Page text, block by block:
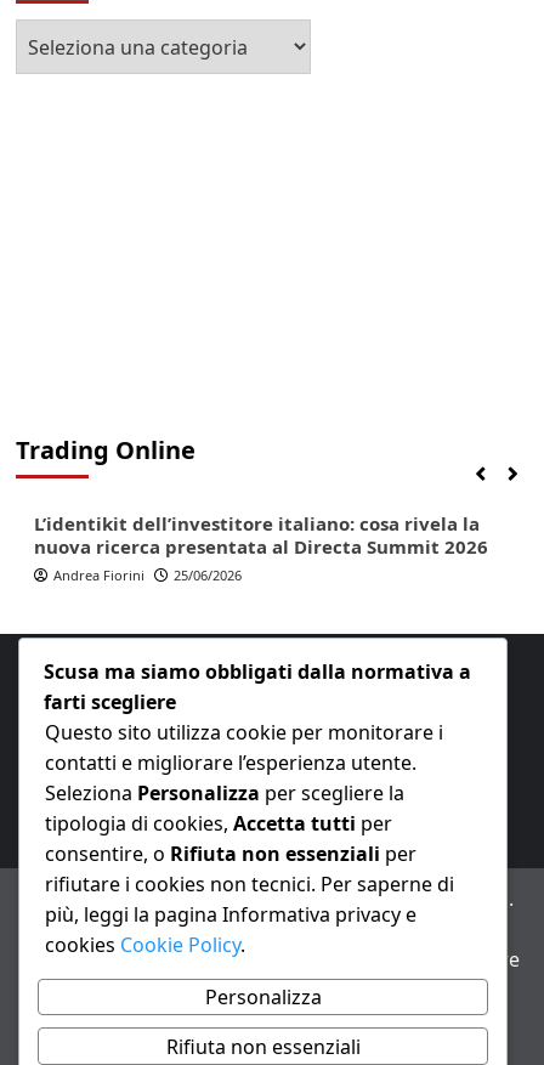
la
Trading Online
L’identikit dell’investitore italiano: cosa rivela la
nuova ricerca presentata al Directa Summit 2026
Andrea Fiorini 25/06/2026
E-mail:redazione@nuovaeconomia.it
ANNO XXIII – Testata giornalistica reg. Trib. Milano n.
487 del 20/9/2002 – Dir. resp. Andrea Fiorini
Avviso IA: alcuni articoli di questo sito possono essere
realizzati con il supporto di sistemi di intelligenza
artificiale con supervisione e verifica di un redattore
Informativa privacy e cookie
Scusa ma siamo obbligati dalla normativa a
farti scegliere
Questo sito utilizza cookie per monitorare i
contatti e migliorare l’esperienza utente.
Seleziona Personalizza per scegliere la
tipologia di cookies, Accetta tutti per
consentire, o Rifiuta non essenziali per
rifiutare i cookies non tecnici. Per saperne di
più, leggi la pagina Informativa privacy e
cookies Cookie Policy.
Personalizza
Rifiuta non essenziali